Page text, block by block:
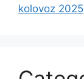
kolovoz 2025